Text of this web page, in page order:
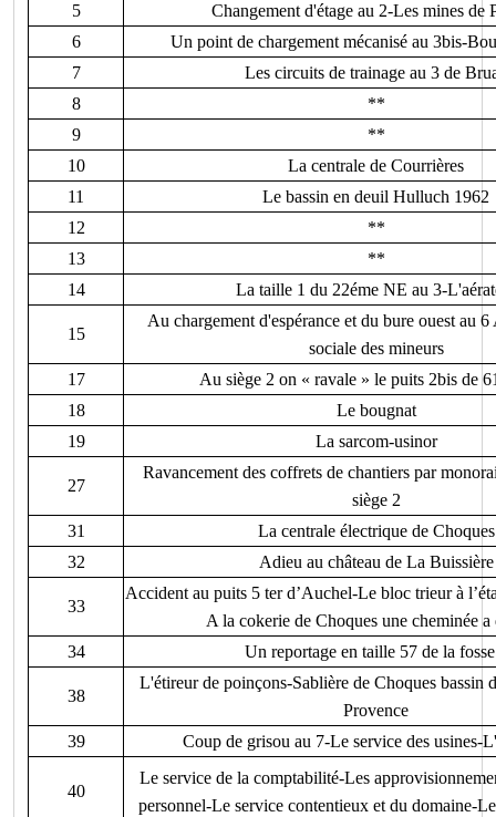
5
Changement d'étage au 2-Les mines de
6
Un point de chargement mécanisé au 3bis-
7
Les circuits de trainage au 3 de
8
**
9
**
10
La centrale de Courrières
11
Le bassin en deuil Hulluch 1962
12
**
13
**
14
La taille 1 du 22éme NE au 3-
15
Au chargement d'espérance et du bure ouest au
sociale des mineurs
17
Au siège 2 on « ravale » le puits 2bis de
18
Le bougnat
19
La sarcom-usinor
27
Ravancement des coffrets de chantiers par
siège 2
31
La centrale électrique de Choques
32
Adieu au château de La Buissière
33
Accident au puits 5 ter d’Auchel-Le bloc trieur à
A la cokerie de Choques une cheminée a
34
Un reportage en taille 57 de la
38
L'étireur de poinçons-Sablière de Choques bassin
Provence
39
Coup de grisou au 7-Le service des usines-
40
Le service de la comptabilité-Les
personnel-Le service contentieux et du domaine-